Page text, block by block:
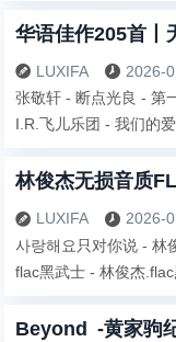
 LUXIFA  2026-
张敬轩 - 断点光良 - 第
I.R.飞儿乐团 - 我们的
林俊杰无损音质
 LUXIFA  2026-
사랑해요只对你说 - 林
flac黑武士 - 林俊杰.flac